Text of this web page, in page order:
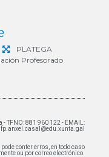
PLATEGA
Profesorado
- TFNO: 881 960 122 - EMAIL:
conter erros, en todo caso
ou por correo electrónico.